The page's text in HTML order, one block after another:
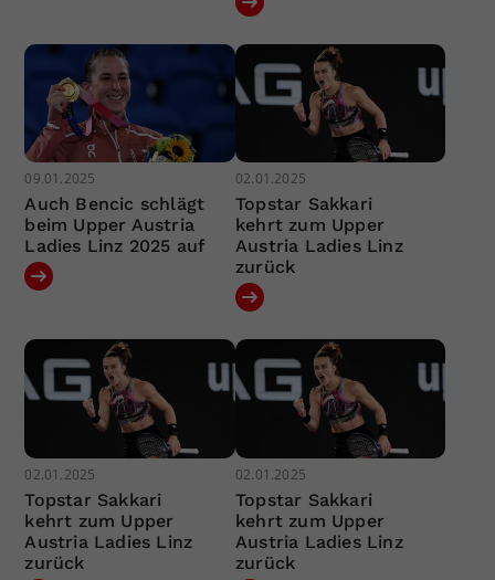
09.01.2025
Auch Bencic schlägt
beim Upper Austria
Ladies Linz 2025 auf
02.01.2025
Topstar Sakkari
kehrt zum Upper
Austria Ladies Linz
zurück
02.01.2025
Topstar Sakkari
kehrt zum Upper
Austria Ladies Linz
zurück
02.01.2025
Topstar Sakkari
kehrt zum Upper
Austria Ladies Linz
zurück